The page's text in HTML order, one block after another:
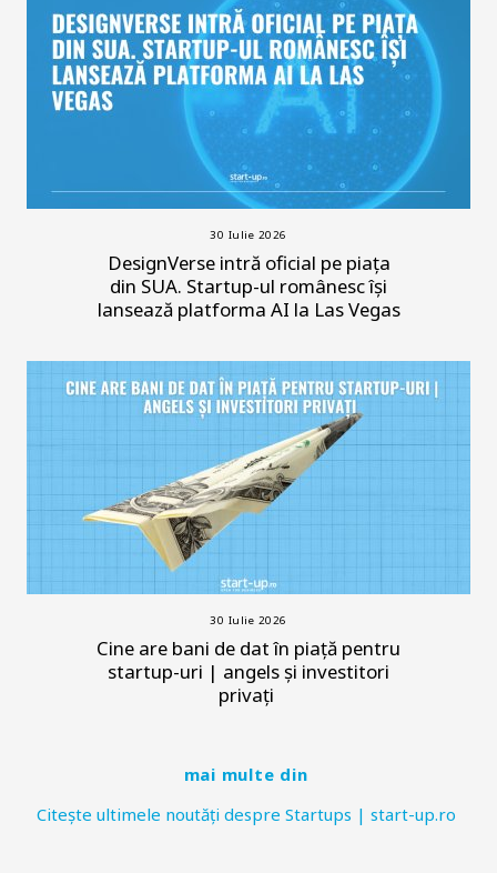
30 Iulie 2026
DesignVerse intră oficial pe piața
din SUA. Startup-ul românesc își
lansează platforma AI la Las Vegas
30 Iulie 2026
Cine are bani de dat în piață pentru
startup-uri | angels și investitori
privați
mai multe din
Citește ultimele noutăți despre Startups | start-up.ro